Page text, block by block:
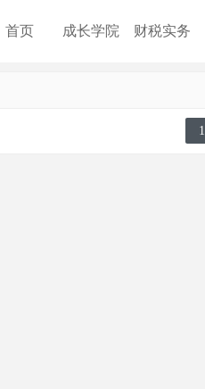
首页 成长学院 财税实务
1